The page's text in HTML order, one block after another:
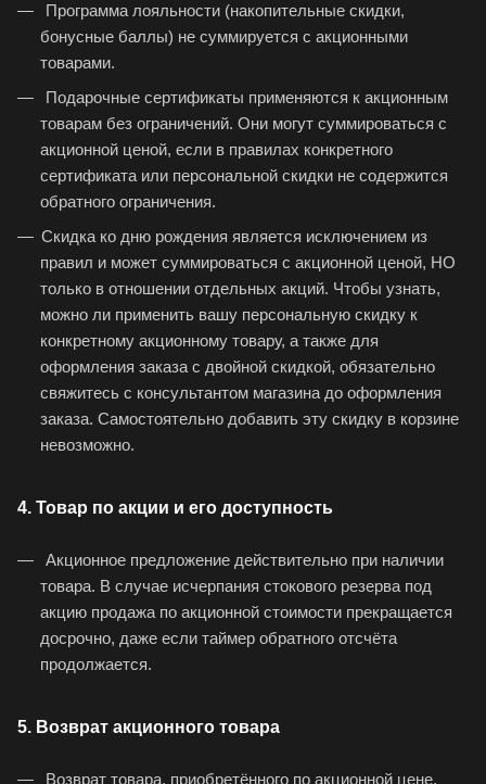
Программа лояльности (накопительные скидки,
бонусные баллы) не суммируется с акционными
товарами.
Подарочные сертификаты применяются к акционным
товарам без ограничений. Они могут суммироваться с
акционной ценой, если в правилах конкретного
сертификата или персональной скидки не содержится
обратного ограничения.
Скидка ко дню рождения является исключением из
правил и может суммироваться с акционной ценой, НО
только в отношении отдельных акций. Чтобы узнать,
можно ли применить вашу персональную скидку к
конкретному акционному товару, а также для
оформления заказа с двойной скидкой, обязательно
свяжитесь с консультантом магазина до оформления
заказа. Самостоятельно добавить эту скидку в корзине
невозможно.
4. Товар по акции и его доступность
Акционное предложение действительно при наличии
товара. В случае исчерпания стокового резерва под
акцию продажа по акционной стоимости прекращается
досрочно, даже если таймер обратного отсчёта
продолжается.
5. Возврат акционного товара
Возврат товара, приобретённого по акционной цене,